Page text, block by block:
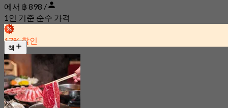
에서 ฿ 898 /
1인 기준 순수 가격
17% 할인
책